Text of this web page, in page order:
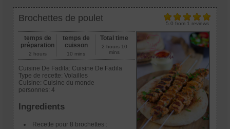
5.0 from 1 reviews
Brochettes de poulet
temps de
préparation
2 hours
temps de
cuisson
10 mins
Total time
2 hours 10
mins
Cuisine De Fadila: Cuisine De Fadila
Type de recette: Volailles
Cuisine: Cuisine du monde
personnes: 4
Ingredients
Recette pour 8 brochettes :